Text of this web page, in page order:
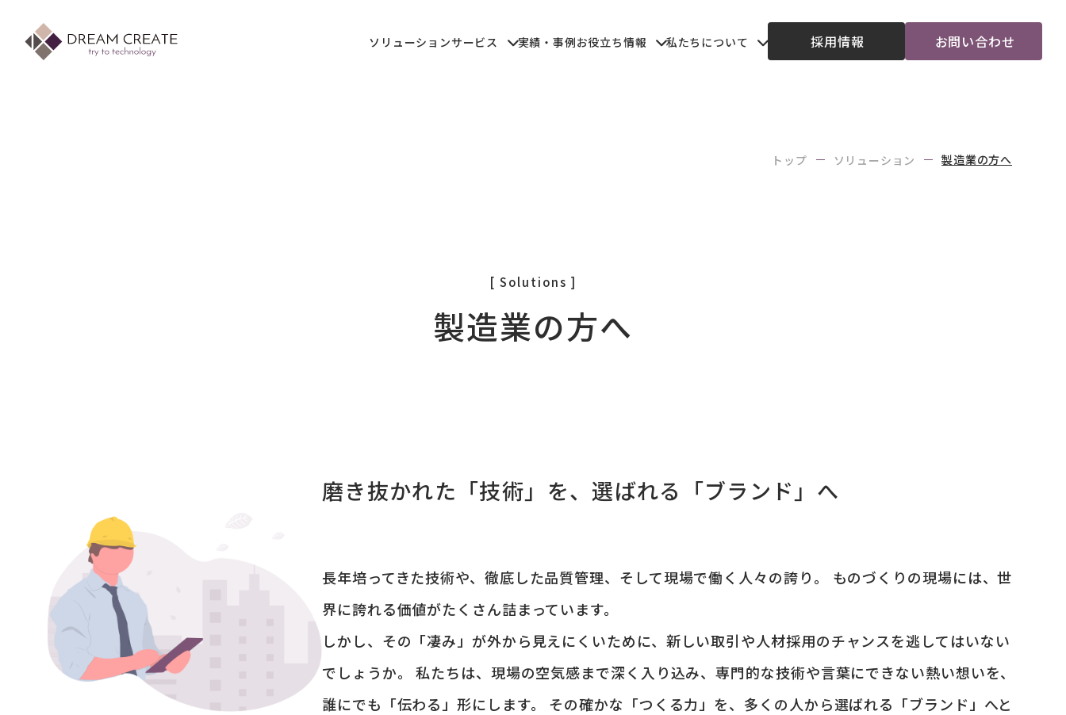
ソリューションサービス 実績・事例お役立ち情報 私たちについて 採用情報 お問い合わせ
トップ ソリューション 製造業の方へ
[ Solutions ]
製造業の方へ
磨き抜かれた「技術」を、選ばれる「ブランド」へ
長年培ってきた技術や、徹底した品質管理、そして現場で働く人々の誇り。 ものづくりの現場には、世
界に誇れる価値がたくさん詰まっています。
しかし、その「凄み」が外から見えにくいために、新しい取引や人材採用のチャンスを逃してはいない
でしょうか。 私たちは、現場の空気感まで深く入り込み、専門的な技術や言葉にできない熱い想いを、
誰にでも「伝わる」形にします。 その確かな「つくる力」を、多くの人から選ばれる「ブランド」へと